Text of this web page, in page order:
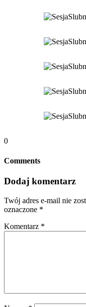
0
Comments
Dodaj komentarz
Twój adres e-mail nie
oznaczone *
Komentarz *